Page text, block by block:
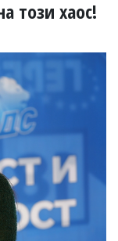
този хаос!